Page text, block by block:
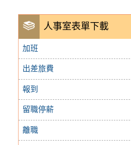
人事室表單下載
加班
出差旅費
報到
留職停薪
離職